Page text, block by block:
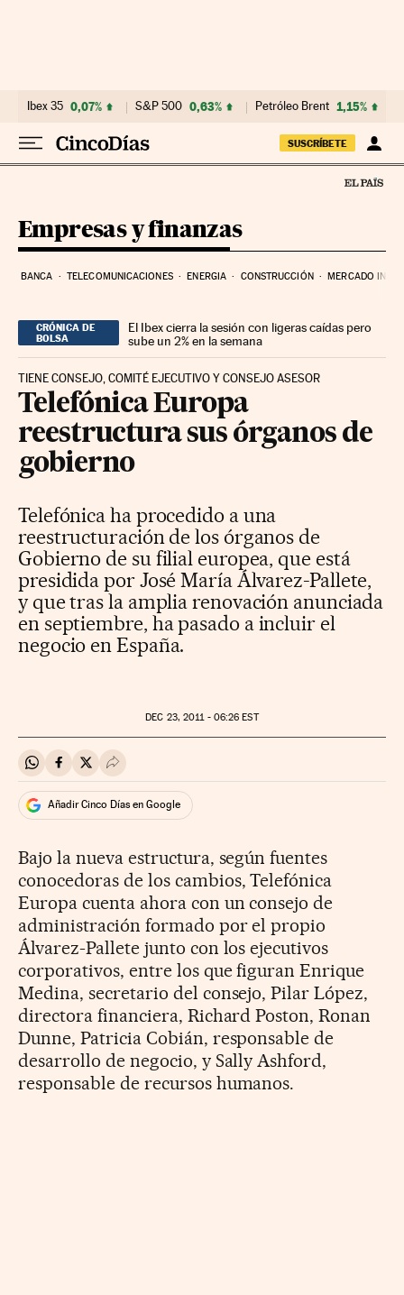
Ibex 35 0,07% S&P 500 0,63% Petróleo Brent 1,15%
SUSCRÍBETE
Empresas y finanzas
BANCA TELECOMUNICACIONES ENERGIA CONSTRUCCIÓN MERCADO
CRÓNICA DE
BOLSA
El Ibex cierra la sesión con ligeras caídas pero
sube un 2% en la semana
TIENE CONSEJO, COMITÉ EJECUTIVO Y CONSEJO ASESOR
Telefónica Europa
reestructura sus órganos de
gobierno
Telefónica ha procedido a una
reestructuración de los órganos de
Gobierno de su filial europea, que está
presidida por José María Álvarez-Pallete,
y que tras la amplia renovación anunciada
en septiembre, ha pasado a incluir el
negocio en España.
DEC 23, 2011 - 06:26 EST
Compartir en Whatsapp
Compartir en Facebook
Compartir en Twitter
Desplegar Redes Sociales
Añadir Cinco Días en Google
Bajo la nueva estructura, según fuentes
conocedoras de los cambios, Telefónica
Europa cuenta ahora con un consejo de
administración formado por el propio
Álvarez-Pallete junto con los ejecutivos
corporativos, entre los que figuran Enrique
Medina, secretario del consejo, Pilar López,
directora financiera, Richard Poston, Ronan
Dunne, Patricia Cobián, responsable de
desarrollo de negocio, y Sally Ashford,
responsable de recursos humanos.